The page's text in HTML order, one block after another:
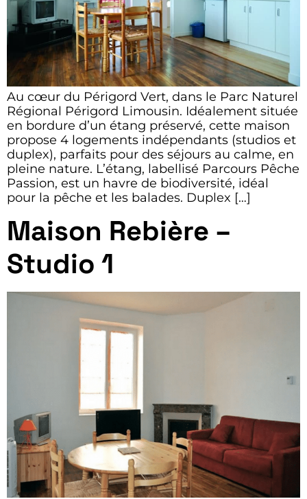
Au cœur du Périgord Vert, dans le Parc Naturel
Régional Périgord Limousin. Idéalement située
en bordure d’un étang préservé, cette maison
propose 4 logements indépendants (studios et
duplex), parfaits pour des séjours au calme, en
pleine nature. L’étang, labellisé Parcours Pêche
Passion, est un havre de biodiversité, idéal
pour la pêche et les balades. Duplex […]
Maison Rebière –
Studio 1